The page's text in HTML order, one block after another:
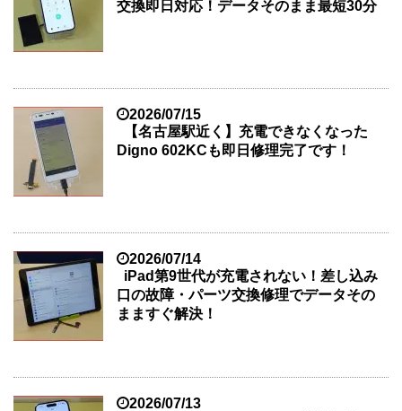
交換即日対応！データそのまま最短30分
2026/07/15
【名古屋駅近く】充電できなくなった
Digno 602KCも即日修理完了です！
2026/07/14
iPad第9世代が充電されない！差し込み
口の故障・パーツ交換修理でデータその
まますぐ解決！
2026/07/13